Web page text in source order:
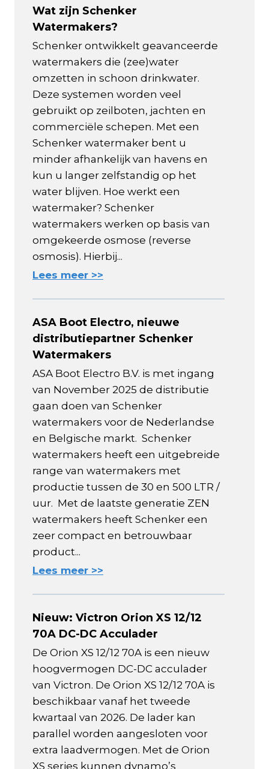
Wat zijn Schenker
Watermakers?
Schenker ontwikkelt geavanceerde
watermakers die (zee)water
omzetten in schoon drinkwater.
Deze systemen worden veel
gebruikt op zeilboten, jachten en
commerciële schepen. Met een
Schenker watermaker bent u
minder afhankelijk van havens en
kun u langer zelfstandig op het
water blijven. Hoe werkt een
watermaker? Schenker
watermakers werken op basis van
omgekeerde osmose (reverse
osmosis). Hierbij...
Lees meer >>
ASA Boot Electro, nieuwe
distributiepartner Schenker
Watermakers
ASA Boot Electro B.V. is met ingang
van November 2025 de distributie
gaan doen van Schenker
watermakers voor de Nederlandse
en Belgische markt. Schenker
watermakers heeft een uitgebreide
range van watermakers met
productie tussen de 30 en 500 LTR /
uur. Met de laatste generatie ZEN
watermakers heeft Schenker een
zeer compact en betrouwbaar
product...
Lees meer >>
Nieuw: Victron Orion XS 12/12
70A DC-DC Acculader
De Orion XS 12/12 70A is een nieuw
hoogvermogen DC-DC acculader
van Victron. De Orion XS 12/12 70A is
beschikbaar vanaf het tweede
kwartaal van 2026. De lader kan
parallel worden aangesloten voor
extra laadvermogen. Met de Orion
XS series kunnen dynamo’s